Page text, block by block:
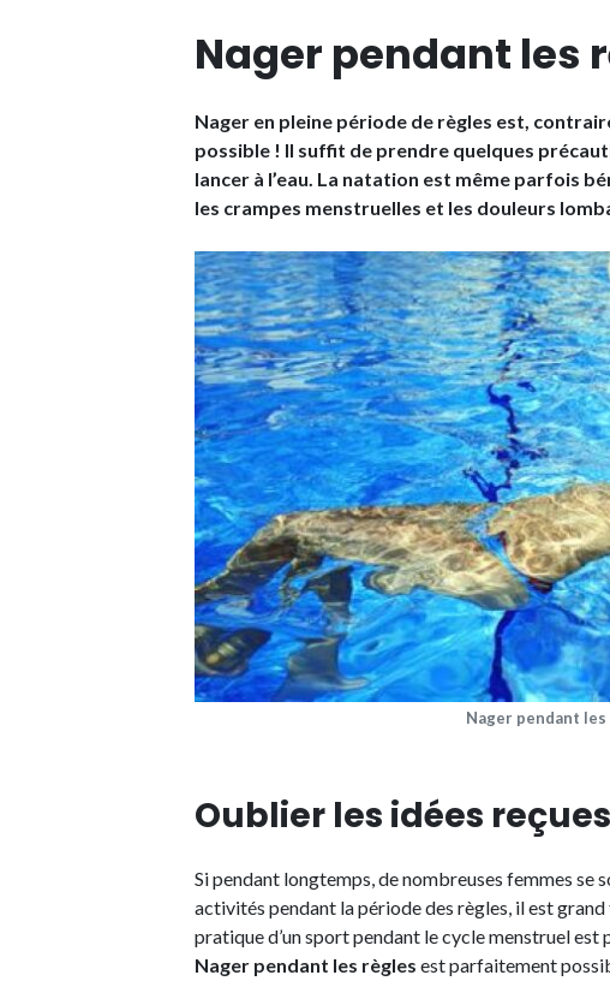
Nager pendant les
Nager en pleine période de règles est,
possible ! Il suffit de prendre quelques
lancer à l’eau. La natation est même parfois
les crampes menstruelles et les douleurs
Nager pendant
Oublier les idées reçues
Si pendant longtemps, de nombreuses femmes
activités pendant la période des règles, il est grand
pratique d’un sport pendant le cycle menstruel
Nager pendant les règles est parfaitement